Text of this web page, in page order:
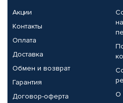
Акции
Контакты
Оплата
Доставка
Обмен и возврат
Гарантия
Договор-оферта
О